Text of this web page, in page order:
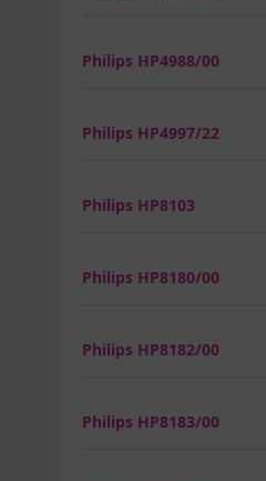
Philips HP4988/00
Philips HP4997/22
Philips HP8103
Philips HP8180/00
Philips HP8182/00
Philips HP8183/00